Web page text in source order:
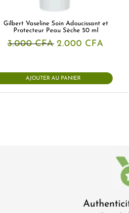
Gilbert Vaseline Soin Adoucissant et
Protecteur Peau Sèche 50 ml
3.000CFA Le
3.000 CFA.
2.000 CFA
AJOUTER AU PANIER